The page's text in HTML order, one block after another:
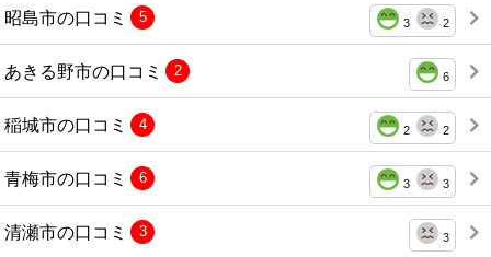
昭島市の口コミ 3 2
5
あきる野市の口コミ 6
2
稲城市の口コミ 2 2
4
青梅市の口コミ 3 3
6
清瀬市の口コミ 3
3